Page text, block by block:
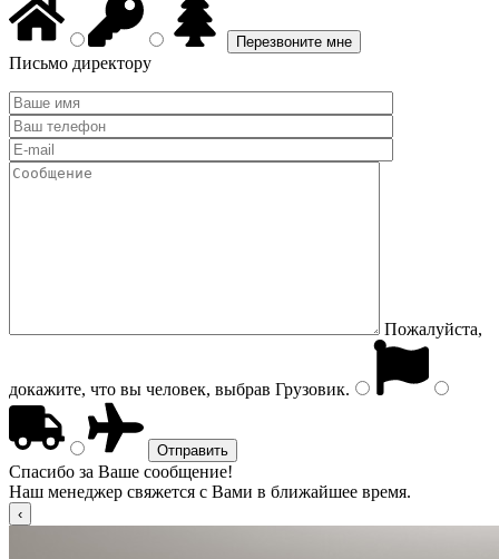
Письмо директору
Пожалуйста,
докажите, что вы человек, выбрав Грузовик.
Спасибо за Ваше сообщение!
Наш менеджер свяжется с Вами в ближайшее время.